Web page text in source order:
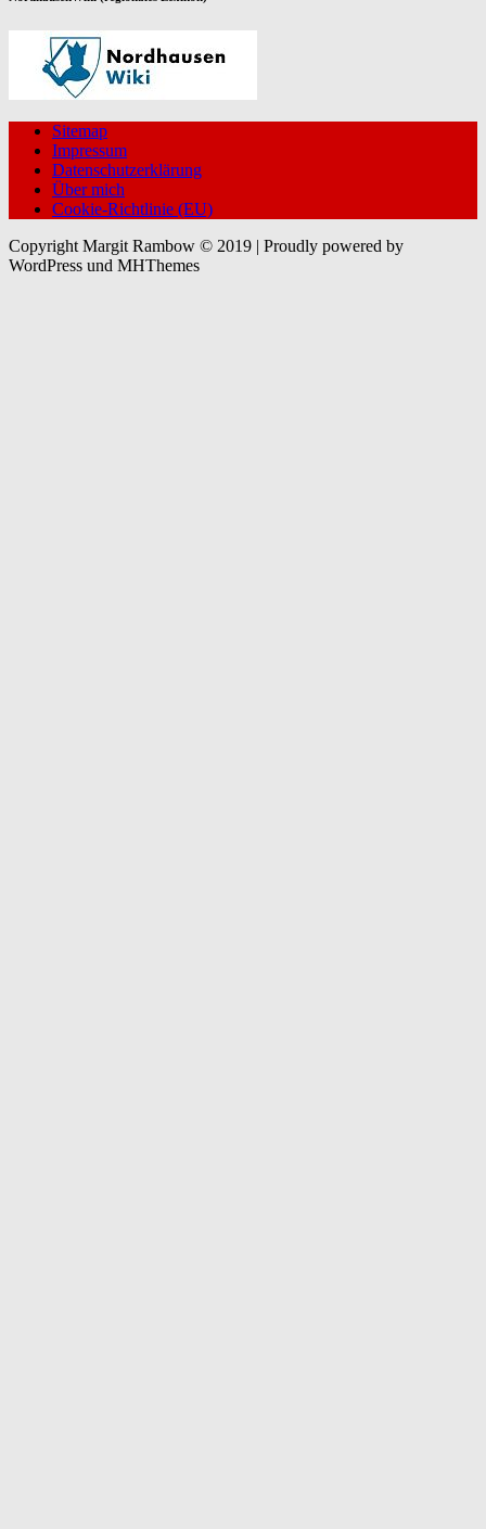
Sitemap
Impressum
Datenschutzerklärung
Über mich
Cookie-Richtlinie (EU)
Copyright Margit Rambow © 2019 | Proudly powered by
WordPress und MHThemes